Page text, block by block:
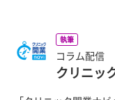
執筆
コラム配信
クリニッ